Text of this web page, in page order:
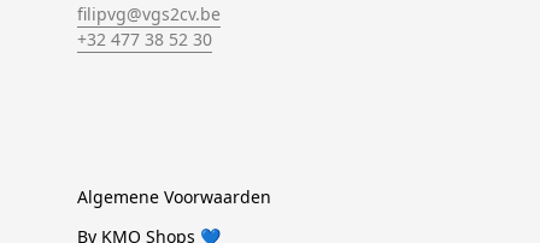
filipvg@vgs2cv.be
+32 477 38 52 30
Algemene Voorwaarden
By KMO Shops 💙